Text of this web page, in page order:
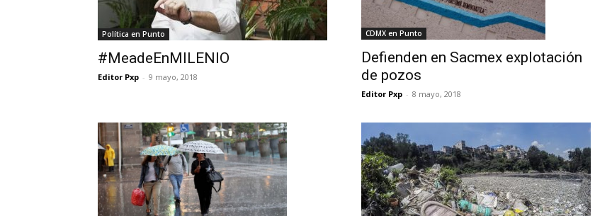
Política en Punto
#MeadeEnMILENIO
Editor Pxp - 9 mayo, 2018
CDMX en Punto
Defienden en Sacmex explotación
de pozos
Editor Pxp - 8 mayo, 2018